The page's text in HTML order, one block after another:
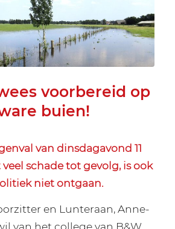
voorbereid op
buien!
van dinsdagavond 11
schade tot gevolg, is ook
niet ontgaan.
en Lunteraan, Anne-
van het college van B&W